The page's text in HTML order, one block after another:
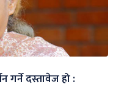
गर्ने दस्तावेज हो :